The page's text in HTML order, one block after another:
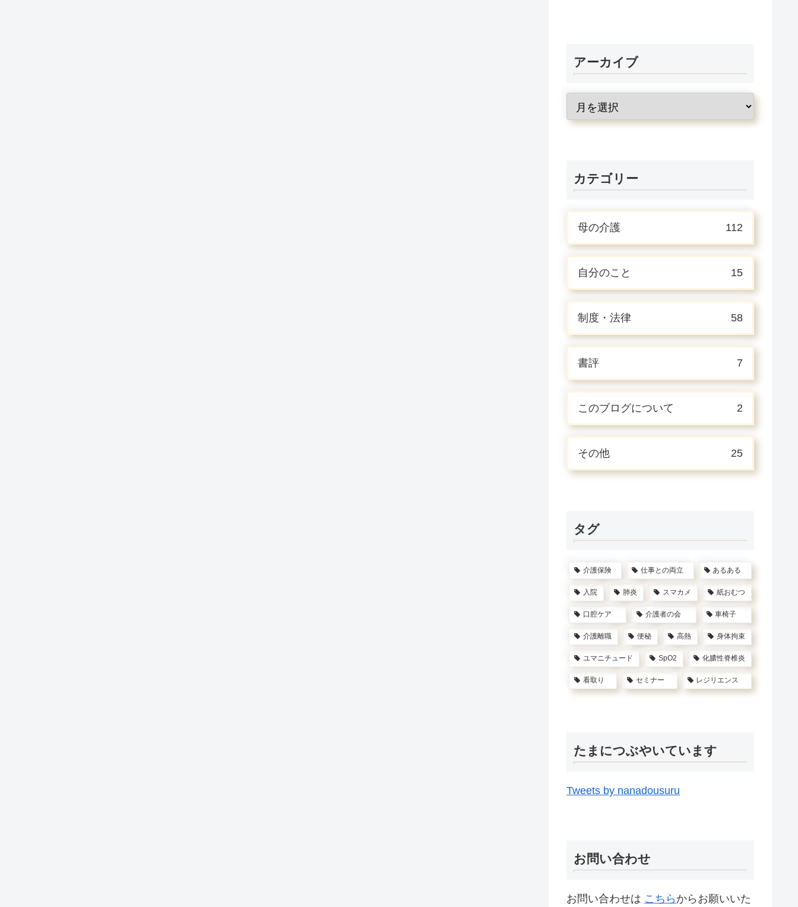
アーカイブ
カテゴリー
母の介護 112
自分のこと 15
制度・法律 58
書評 7
このブログについて 2
その他 25
タグ
介護保険 仕事との両立 あるある
入院 肺炎 スマカメ 紙おむつ
口腔ケア 介護者の会 車椅子
介護離職 便秘 高熱 身体拘束
ユマニチュード SpO2 化膿性脊椎炎
看取り セミナー レジリエンス
たまにつぶやいています
Tweets by nanadousuru
お問い合わせ
お問い合わせは こちら からお願いいた